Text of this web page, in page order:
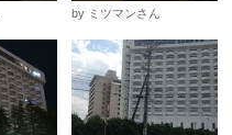
by ミツマンさん